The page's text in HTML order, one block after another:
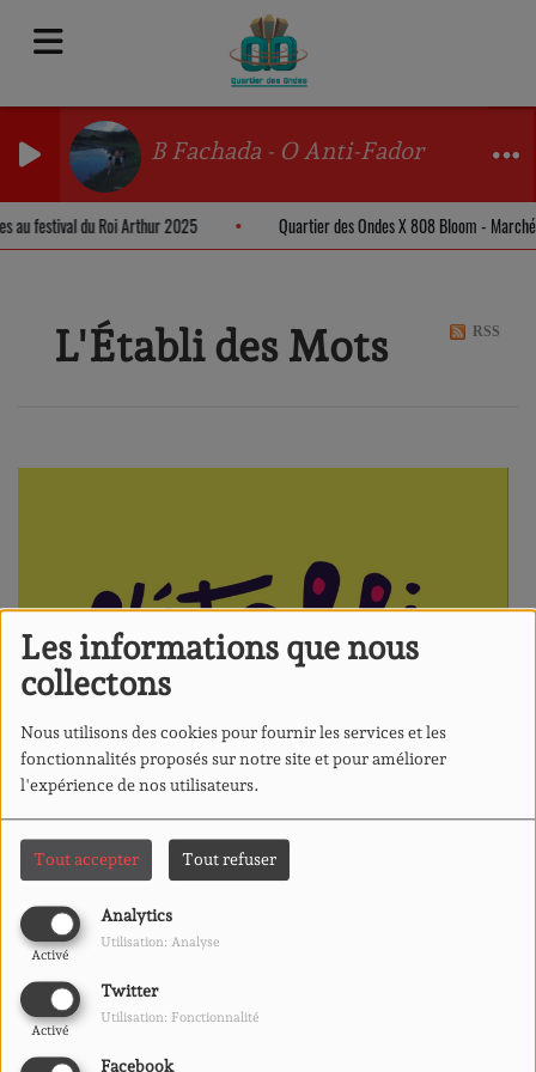
Les informations que nous
collectons
Nous utilisons des cookies pour fournir les services et les
fonctionnalités proposés sur notre site et pour améliorer
l'expérience de nos utilisateurs.
Tout accepter Tout refuser
Analytics
Activé
Utilisation: Analyse
Twitter
Activé
Utilisation: Fonctionnalité
Facebook
B Fachada - O Anti-Fador
au festival du Roi Arthur 2025 Quartier des Ondes X 808 Bloom -
L'Établi des Mots RSS
L'émission de l’Établi des mots, votre librairie indépendante,
généraliste, coopérative et participative de notre cher quartier du
Blosne !